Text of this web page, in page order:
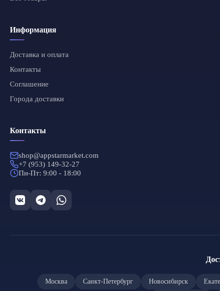
Информация
Доставка и оплата
Контакты
Соглашение
Города доставки
Контакты
shop@appstarmarket.com
+7 (953) 149-32-27
Пн-Пт: 9:00 - 18:00
Москва Санкт-Петербург Новосибирск